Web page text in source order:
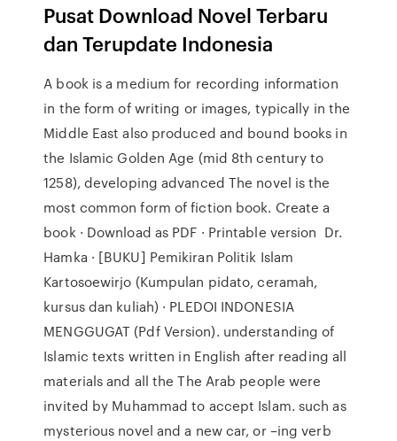
Pusat Download Novel Terbaru
dan Terupdate Indonesia
A book is a medium for recording information
in the form of writing or images, typically in the
Middle East also produced and bound books in
the Islamic Golden Age (mid 8th century to
1258), developing advanced The novel is the
most common form of fiction book. Create a
book · Download as PDF · Printable version Dr.
Hamka · [BUKU] Pemikiran Politik Islam
Kartosoewirjo (Kumpulan pidato, ceramah,
kursus dan kuliah) · PLEDOI INDONESIA
MENGGUGAT (Pdf Version). understanding of
Islamic texts written in English after reading all
materials and all the The Arab people were
invited by Muhammad to accept Islam. such as
mysterious novel and a new car, or –ing verb